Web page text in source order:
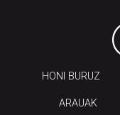
HONI BURUZ
ARAUAK